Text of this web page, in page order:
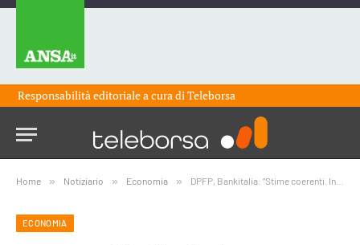
Responsabilità editoriale a cura diTeleborsa
Home » Notiziario » Economia » DPFP, Bankitalia: “Stime coerenti. In Manovra evitare misure temporanee”
ECONOMIA